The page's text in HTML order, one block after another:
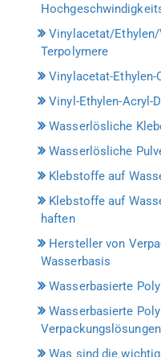
Vinylacetat/
Terpolymere
Vinylacetat-Ethylen-
Vinyl-Ethylen-Acryl-
Wasserlösliche
Wasserlösliche
Klebstoffe auf
Klebstoffe auf
haften
Hersteller von
Wasserbasis
Wasserbasierte
Wasserbasierte
Verpackungslösungen
Was sind die